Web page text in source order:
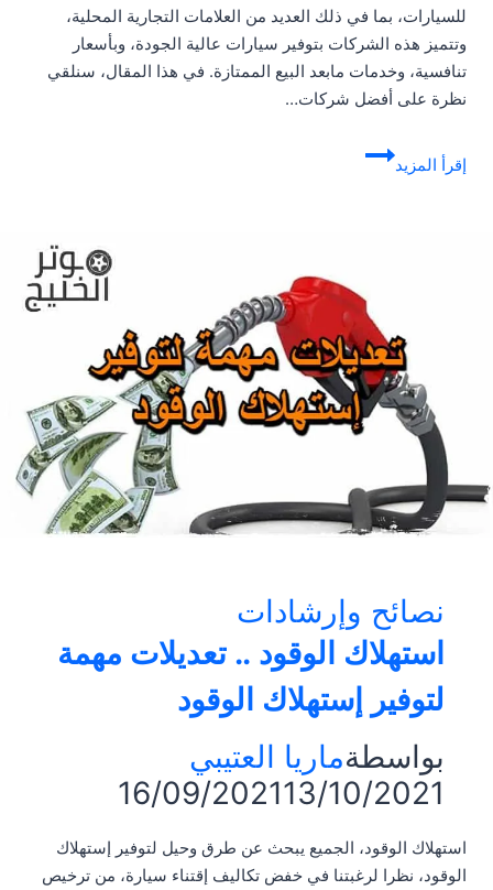
للسيارات، بما في ذلك العديد من العلامات التجارية المحلية،
وتتميز هذه الشركات بتوفير سيارات عالية الجودة، وبأسعار
تنافسية، وخدمات مابعد البيع الممتازة. في هذا المقال، سنلقي
نظرة على أفضل شركات…
إقرأ المزيد
افضل
2023
نصائح وإرشادات
استهلاك الوقود .. تعديلات مهمة
لتوفير إستهلاك الوقود
بواسطةماريا العتيبي
16/09/202113/10/2021
استهلاك الوقود، الجميع يبحث عن طرق وحيل لتوفير إستهلاك
الوقود، نظرا لرغبتنا في خفض تكاليف إقتناء سيارة، من ترخيص